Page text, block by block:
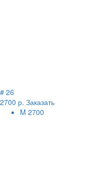
# 26
2700 р. Заказать
M 2700